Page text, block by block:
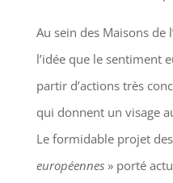
Au sein des Maisons de
l’idée que le sentiment
partir d’actions très
qui donnent un visage
Le formidable projet
européennes» porté